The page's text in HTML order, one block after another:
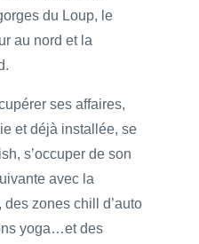
du Loup, le
au nord et la
ses affaires,
et déjà installée, se
s’occuper de son
avec la
zones chill d’auto
yoga…et des